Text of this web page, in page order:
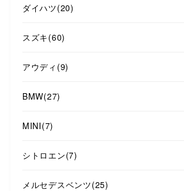
ダイハツ(20)
スズキ(60)
アウディ (9)
BMW(27)
MINI(7)
シトロエン(7)
メルセデスベンツ(25)